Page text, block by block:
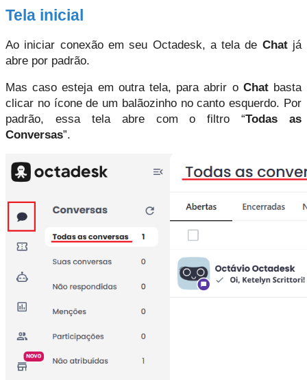
Tela inicial
Ao iniciar conexão em seu Octadesk, a tela de Chat já
abre por padrão.
Mas caso esteja em outra tela, para abrir o Chat basta
clicar no ícone de um balãozinho no canto esquerdo. Por
padrão, essa tela abre com o filtro “Todas as
Conversas”.